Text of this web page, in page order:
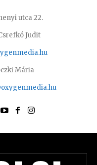
utca 22.
Judit
Mária